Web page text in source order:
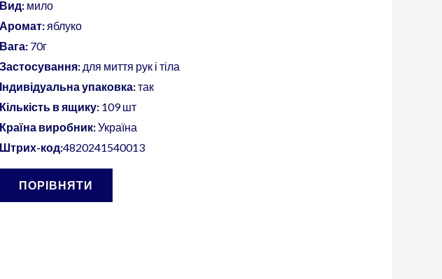
кількість
Вид: мило
Аромат: яблуко
Вага: 70г
Застосування: для миття рук і тіла
Індивідуальна упаковка:так
Кількість в ящику: 109 шт
Країна виробник:Україна
Штрих-код:4820241540013
ПОРІВНЯТИ